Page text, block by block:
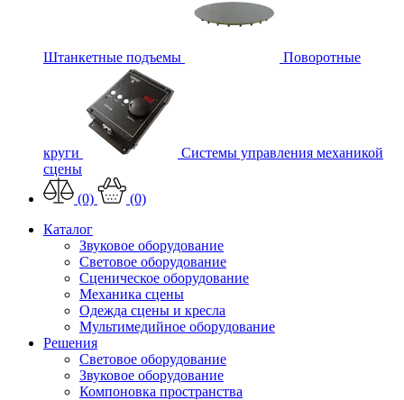
Штанкетные подъемы Поворотные
круги
Системы управления механикой
сцены
(0)
(0)
Каталог
Звуковое оборудование
Световое оборудование
Сценическое оборудование
Механика сцены
Одежда сцены и кресла
Мультимедийное оборудование
Решения
Световое оборудование
Звуковое оборудование
Компоновка пространства